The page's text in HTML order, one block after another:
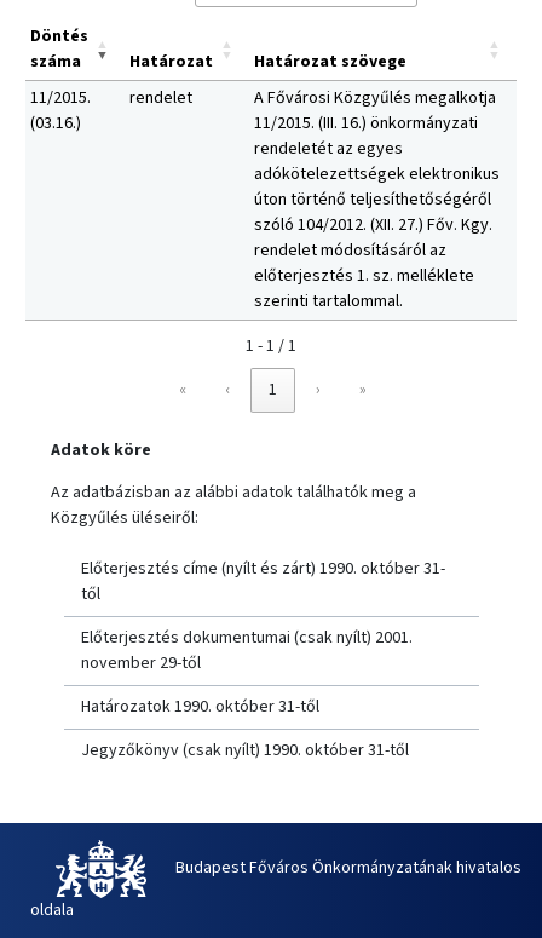
Döntés
száma
Határozat
Határozat szövege
11/2015.
(03.16.)
rendelet
A Fővárosi Közgyűlés megalkotja
11/2015. (III. 16.) önkormányzati
rendeletét az egyes
adókötelezettségek elektronikus
úton történő teljesíthetőségéről
szóló 104/2012. (XII. 27.) Főv. Kgy.
rendelet módosításáról az
előterjesztés 1. sz. melléklete
szerinti tartalommal.
1 - 1 / 1
«
‹ 1 › »
Adatok köre
Az adatbázisban az alábbi adatok találhatók meg a
Közgyűlés üléseiről:
Előterjesztés címe (nyílt és zárt) 1990. október 31-
től
Előterjesztés dokumentumai (csak nyílt) 2001.
november 29-től
Határozatok 1990. október 31-től
Jegyzőkönyv (csak nyílt) 1990. október 31-től
Budapest Főváros Önkormányzatának hivatalos
oldala